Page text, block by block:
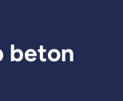
beton